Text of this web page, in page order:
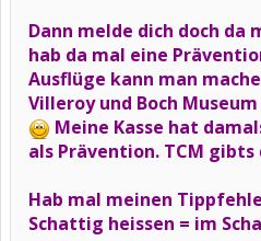
Dann melde dich doch da
hab da mal eine
Ausflüge kann man
Villeroy und Boch
Meine Kasse hat
als Prävention. TCM gibts
Hab mal meinen
Schattig heissen = im